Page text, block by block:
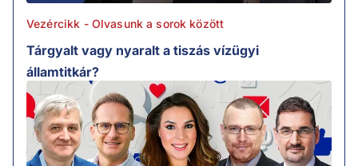
Vezércikk - Olvasunk a sorok között
Tárgyalt vagy nyaralt a tiszás vízügyi
államtitkár?